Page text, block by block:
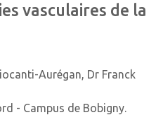
vasculaires de la
Aurégan, Dr Franck
- Campus de Bobigny.